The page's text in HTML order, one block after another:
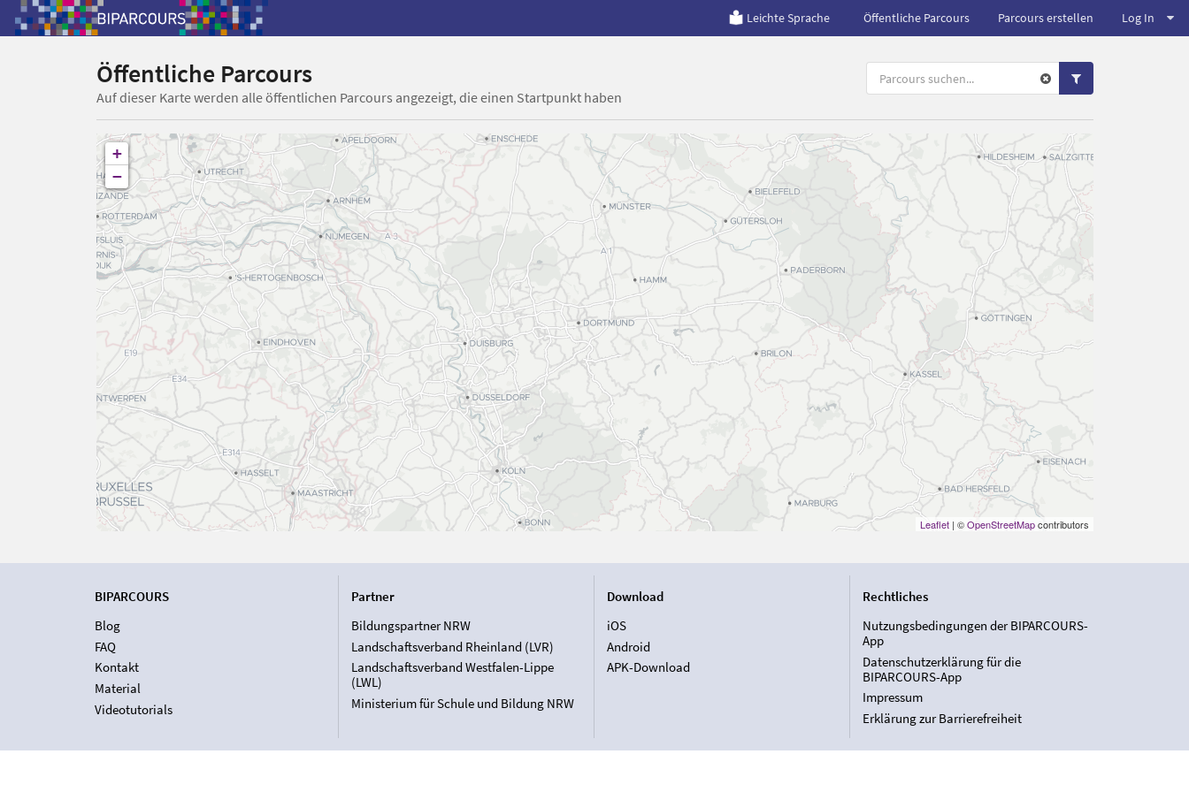
Leichte Sprache Öffentliche Parcours Parcours erstellen Log In
Öffentliche Parcours
Auf dieser Karte werden alle öffentlichen Parcours angezeigt, die einen Startpunkt haben
+
−
Leaflet| ©OpenStreetMapcontributors
BIPARCOURS
Blog
FAQ
Kontakt
Material
Videotutorials
Partner
Bildungspartner NRW
Landschaftsverband Rheinland (LVR)
Landschaftsverband Westfalen-Lippe
(LWL)
Ministerium für Schule und Bildung NRW
Download
iOS
Android
APK-Download
Rechtliches
Nutzungsbedingungen der BIPARCOURS-
App
Datenschutzerklärung für die
BIPARCOURS-App
Impressum
Erklärung zur Barrierefreiheit